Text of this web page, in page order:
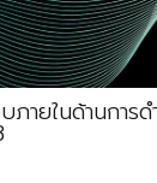
ายในด้านกา